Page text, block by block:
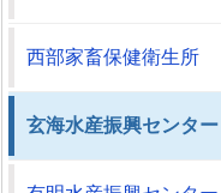
西部家畜保健衛生所
玄海水産振興センター